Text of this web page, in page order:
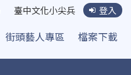
臺中文化小尖兵 登入
街頭藝人專區
檔案下載